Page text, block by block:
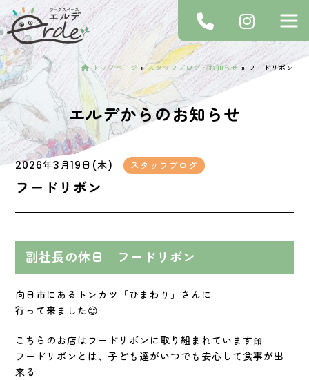
トップページ »スタッフブログ・お知らせ» フードリボン
エルデからのお知らせ
2026年3月19日(木) スタッフブログ
フードリボン
副社長の休日 フードリボン
向日市にあるトンカツ「ひまわり」さんに
行って来ました😊
こちらのお店はフードリボンに取り組まれています🎀
フードリボンとは、子ども達がいつでも安心して食事が出
来る